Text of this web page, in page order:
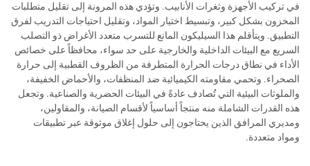
في تركيب الأجهزة وثغرات الأنابيب. وتؤدي هذه المرونة إلى تقليل متطلبات
المخزون بشكل كبير، وتبسيط اختيار المواد، وتقليل احتياجات التدريب لفرق
التطبيق. ويتأقلم هذا السيليكون المانع للتسرب متعدد الأغراض ذو التصلب
السريع مع البيئات الداخلية والخارجية على حد سواء، محافظاً على خصائص
الأداء في نطاق درجات الحرارة المتطرفة من الظروف القطبية إلى حرارة
الصحراء. وتحمي مقاومته الكيميائية ضد المنظفات، والأحماض الخفيفة،
والملوثات البيئية التي تُصادف عادةً في البيئات الحضرية والصناعية. وتجعل
هذه القدرات الشاملة منه منتجاً أساسياً لأقسام الصيانة، والمقاولين،
ومديري المرافق الذين يحتاجون إلى حلول إغلاق موثوقة عبر تطبيقات
ومواد متعددة.